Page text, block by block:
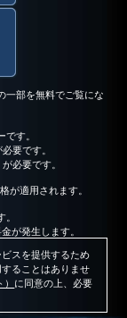
一部を無料でご覧にな
す。
要です。
が必要です。
が適用されます。
が発生します。
スを提供するため
ることはありませ
に同意の上、必要